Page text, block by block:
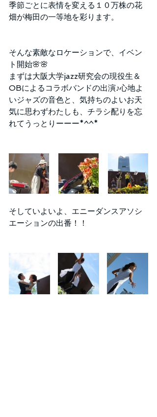
季節ごとに表情を変える１０万株の花
畑が梅田の一等地を彩ります。
そんな素敵なロケーションで、イベン
ト開始🌸🌸
まずは大阪大学jazz研究会の現役生＆
OBによるコラボバンドの出演♪心地よ
いジャズの音色と、気持ちのよいお天
気に思わずわたしも、チラシ配りを忘
れてうっとりーーー*^^*
そしていよいよ、エニーダンスアソシ
エーションの出番！！